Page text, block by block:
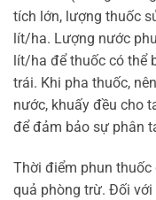
tích lớn, lượng thuốc
lít/ha. Lượng nước
lít/ha để thuốc có thể
trái. Khi pha thuốc,
nước, khuấy đều cho
để đảm bảo sự phân
Thời điểm phun
quả phòng trừ. Đối với